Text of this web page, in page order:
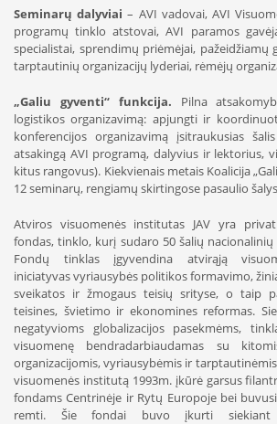
Seminarų dalyviai – AVI vadovai, AVI
programų tinklo atstovai, AVI paramos
specialistai, sprendimų priėmėjai, pažeidžiamų
tarptautinių organizacijų lyderiai, rėmėjų
„Galiu gyventi“ funkcija. Pilna
logistikos organizavimą: apjungti ir
konferencijos organizavimą įsitraukusias
atsakingą AVI programą, dalyvius ir lektorius,
kitus rangovus). Kiekvienais metais Koalicija
12 seminarų, rengiamų skirtingose pasaulio
Atviros visuomenės institutas JAV yra
fondas, tinklo, kurį sudaro 50 šalių
Fondų tinklas įgyvendina atvirąją
iniciatyvas vyriausybės politikos formavimo,
sveikatos ir žmogaus teisių srityse, o taip
teisines, švietimo ir ekonomines reformas.
negatyvioms globalizacijos pasekmėms,
visuomenę bendradarbiaudamas su
organizacijomis, vyriausybėmis ir
visuomenės institutą 1993m. įkūrė garsus
fondams Centrinėje ir Rytų Europoje bei
remti. Šie fondai buvo įkurti siekiant